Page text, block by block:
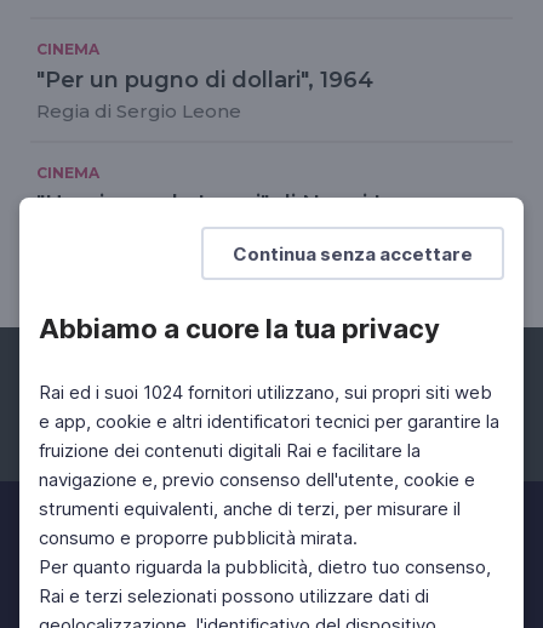
Continua senza accettare
Abbiamo a cuore la tua privacy
Rai ed i suoi 1024 fornitori utilizzano, sui propri siti web
e app, cookie e altri identificatori tecnici per garantire la
fruizione dei contenuti digitali Rai e facilitare la
navigazione e, previo consenso dell'utente, cookie e
strumenti equivalenti, anche di terzi, per misurare il
consumo e proporre pubblicità mirata.
Per quanto riguarda la pubblicità, dietro tuo consenso,
Rai e terzi selezionati possono utilizzare dati di
CINEMA
"Per un pugno di dollari", 1964
Regia di Sergio Leone
CINEMA
"Un giorno da Leoni" di Nanni Loy
Per commemorare il 25 aprile: l'Italia è libera dal
Facebook Instagram Twitter